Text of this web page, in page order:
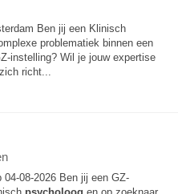
Ben jij een Klinisch
problematiek binnen een
instelling? Wil je jouw expertise
richt...
08-2026 Ben jij een GZ-